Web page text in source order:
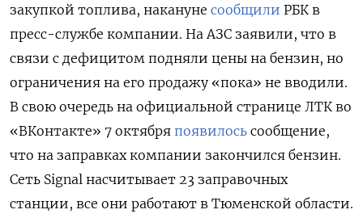
закупкой топлива, накануне сообщили РБК в
пресс-службе компании. На АЗС заявили, что в
связи с дефицитом подняли цены на бензин, но
ограничения на его продажу «пока» не вводили.
В свою очередь на официальной странице ЛТК во
«ВКонтакте» 7 октября появилось сообщение,
что на заправках компании закончился бензин.
Сеть Signal насчитывает 23 заправочных
станции, все они работают в Тюменской области.